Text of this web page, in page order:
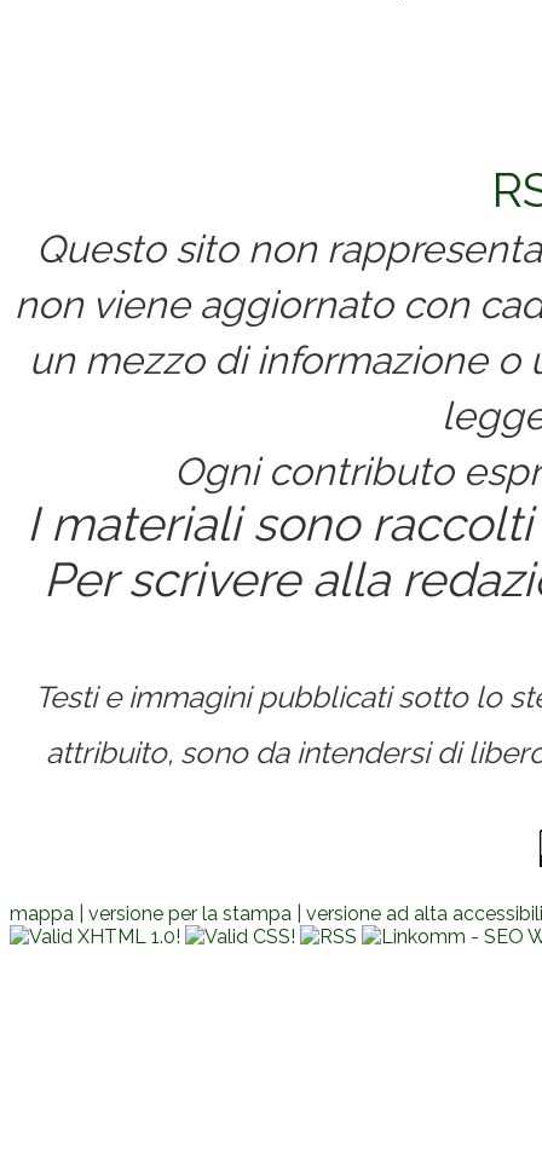
Questo sito non
non viene aggiornato con
un mezzo di informazione
Ogni contributo
I materiali sono
Per scrivere alla
Testi e immagini pubblicati sotto lo
attribuito, sono da intendersi di
mappa versione per la stampa versione ad alta